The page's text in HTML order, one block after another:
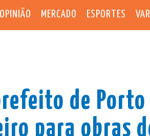
OPINIÃO MERCADO ESPORTES
de
para obras